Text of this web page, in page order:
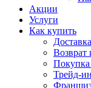
Акции
Услуги
Как купить
Доставка
Возврат
Покупка
Трейд-ин